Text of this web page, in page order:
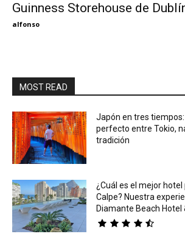
Guinness Storehouse de
alfonso
MOST READ
Japón en tres
perfecto entre Tokio,
tradición
¿Cuál es el mejor
Calpe? Nuestra
Diamante Beach Hotel